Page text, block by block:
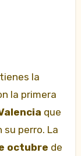
la
la primera
que
perro. La
octubre de